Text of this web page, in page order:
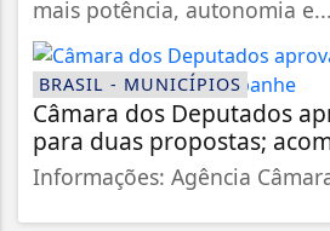
mais potência, autonomia e...
BRASIL - MUNICÍPIOS
Câmara dos Deputados
para duas propostas;
Informações: Agência